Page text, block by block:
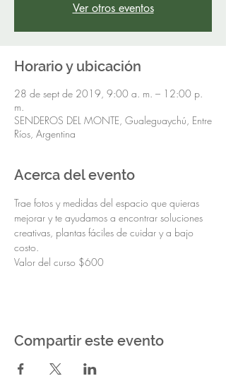
Ver otros eventos
Horario y ubicación
28 de sept de 2019, 9:00 a. m. – 12:00 p.
m.
SENDEROS DEL MONTE, Gualeguaychú, Entre
Ríos, Argentina
Acerca del evento
Trae fotos y medidas del espacio que quieras
mejorar y te ayudamos a encontrar soluciones
creativas, plantas fáciles de cuidar y a bajo
costo.
Valor del curso $600
Compartir este evento